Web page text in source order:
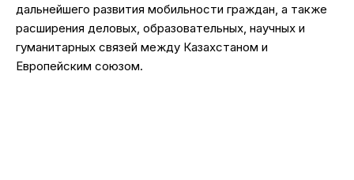
дальнейшего развития мобильности граждан, а также
расширения деловых, образовательных, научных и
гуманитарных связей между Казахстаном и
Европейским союзом.